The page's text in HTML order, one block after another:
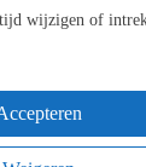
wijzigen of